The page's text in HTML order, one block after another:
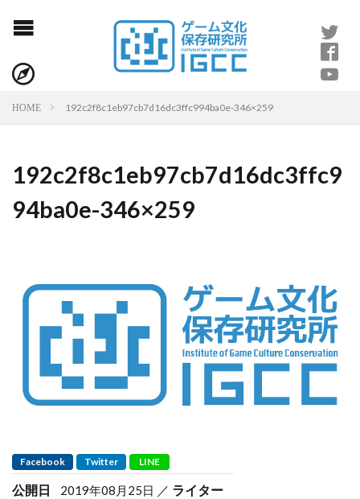
HOME 192c2f8c1eb97cb7d16dc3ffc994ba0e-346×259
192c2f8c1eb97cb7d16dc3ffc9
94ba0e-346×259
Facebook Twitter LINE
公開日 2019年08月25日 ライター